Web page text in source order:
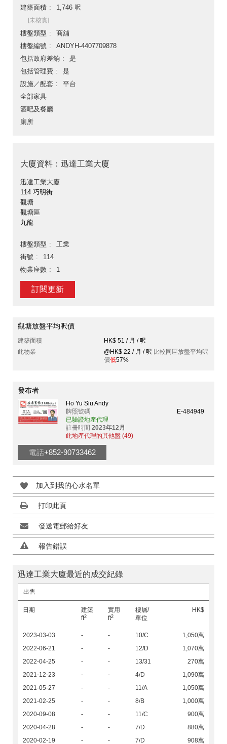
建築面積
1,746 呎
[未核實]
樓盤類型
商舖
樓盤編號
ANDYH-4407709878
包括政府差餉
是
包括管理費
是
設施／配套
平台
全部家具
酒吧及餐廳
廁所
大廈資料：迅達工業大廈
迅達工業大廈
114 巧明街
觀塘
觀塘區
九龍
樓盤類型
工業
街號
114
物業座數
1
訂閱更新
觀塘放盤平均呎價
建築面積
HK$ 51 / 月 / 呎
此物業
@HK$ 22 / 月 / 呎 比較同區放盤平均呎
價低57%
發布者
Ho Yu Siu Andy
牌照號碼
E-484949
已驗證地產代理
註冊時間 2023年12月
此地產代理的其他盤 (49)
電話+852-90733462
加入到我的心水名單
打印此頁
發送電郵給好友
報告錯誤
迅達工業大廈最近的成交紀錄
出售
日期
建築
ft2
實用
ft2
樓層/
單位
HK$
2023-03-03 - - 10/C
1,050萬
2022-06-21
- - 12/D
1,070萬
2022-04-25
- - 13/31
270萬
2021-12-23
- - 4/D
1,090萬
2021-05-27
- - 11/A
1,050萬
2021-02-25
- - 8/B
1,000萬
2020-09-08
- - 11/C
900萬
2020-04-28
- - 7/D
880萬
2020-02-19
- - 7/D 908萬